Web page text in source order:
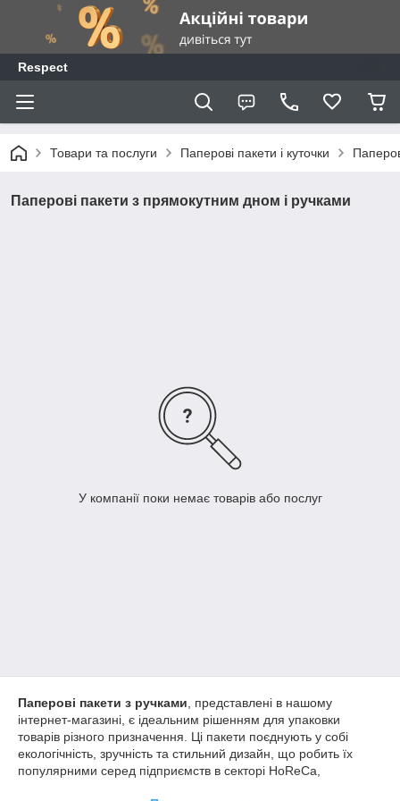
Respect
Товари та послуги Паперові пакети і куточки
Паперові пакети з прямокутним дном і ручками
У компанії поки немає товарів або послуг
Паперові пакети з ручками, представлені в нашому
інтернет-магазині, є ідеальним рішенням для упаковки
товарів різного призначення. Ці пакети поєднують у собі
екологічність, зручність та стильний дизайн, що робить їх
популярними серед підприємств в секторі HoReCa,